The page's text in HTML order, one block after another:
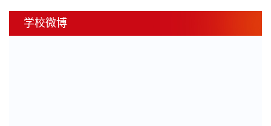
学校微博